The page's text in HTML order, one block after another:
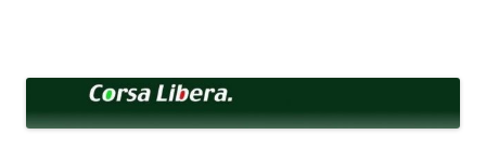
へ
ッ